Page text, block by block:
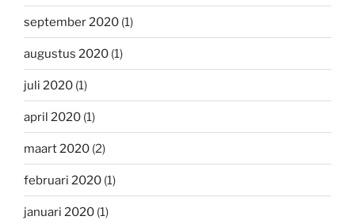
september 2020 (1)
augustus 2020 (1)
juli 2020 (1)
april 2020 (1)
maart 2020 (2)
februari 2020 (1)
januari 2020 (1)